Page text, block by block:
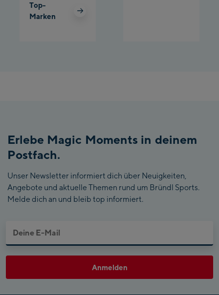
Top-
Marken
Erlebe Magic Moments in deinem
Postfach.
Unser Newsletter informiert dich über Neuigkeiten,
Angebote und aktuelle Themen rund um Bründl Sports.
Melde dich an und bleib top informiert.
Anmelden